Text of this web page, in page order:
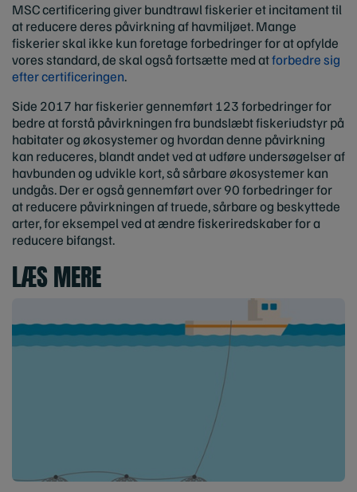
MSC certificering giver bundtrawl fiskerier et incitament til
at reducere deres påvirkning af havmiljøet. Mange
fiskerier skal ikke kun foretage forbedringer for at opfylde
vores standard, de skal også fortsætte med atforbedre sig
efter certificeringen.
Side 2017 har fiskerier gennemført 123 forbedringer for
bedre at forstå påvirkningen fra bundslæbt fiskeriudstyr på
habitater og økosystemer og hvordan denne påvirkning
kan reduceres, blandt andet ved at udføre undersøgelser af
havbunden og udvikle kort, så sårbare økosystemer kan
undgås. Der er også gennemført over 90 forbedringer for
at reducere påvirkningen af truede, sårbare og beskyttede
arter, for eksempel ved at ændre fiskeriredskaber for a
reducere bifangst.
LÆS MERE